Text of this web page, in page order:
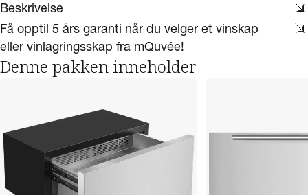
Beskrivelse
Få opptil 5 års garanti når du velger et vinskap
eller vinlagringsskap fra mQuvée!
Denne pakken inneholder